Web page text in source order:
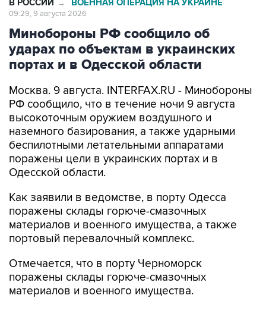
Минобороны РФ сообщило об
ударах по объектам в украинских
портах и в Одесской области
Москва. 9 августа. INTERFAX.RU - Минобороны
высокоточным оружием воздушного и
наземного базирования, а также ударными
беспилотными летательными аппаратами
поражены цели в украинских портах и в
Одесской области.
Как заявили в ведомстве, в порту Одесса
материалов и военного имущества, а также
портовый перевалочный комплекс.
Отмечается, что в порту Черноморск
материалов и военного имущества.
Ведомство сообщило, что в населенных